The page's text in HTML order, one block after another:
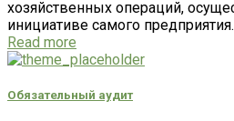
хозяйственных операций,
инициативе самого предприятия.
Read more
Обязательный аудит